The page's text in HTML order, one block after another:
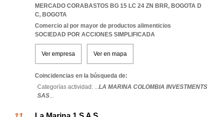
MERCADO CORABASTOS BG 15 LC 24 ZN BRR, BOGOTA D
C, BOGOTA
Comercio al por mayor de productos alimenticios
SOCIEDAD POR ACCIONES SIMPLIFICADA
Ver empresa Ver en mapa
Coincidencias en la búsqueda de:
Categorías actividad: ...LA MARINA COLOMBIA INVESTMENTS
SAS...